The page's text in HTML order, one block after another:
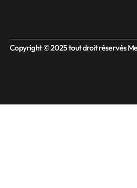
Copyright © 2025 tout droit réservés